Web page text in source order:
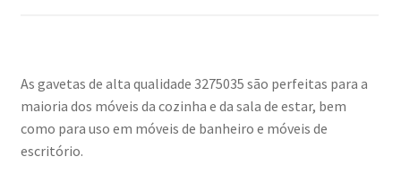
As gavetas de alta qualidade 3275035 são perfeitas para a
maioria dos móveis da cozinha e da sala de estar, bem
como para uso em móveis de banheiro e móveis de
escritório.